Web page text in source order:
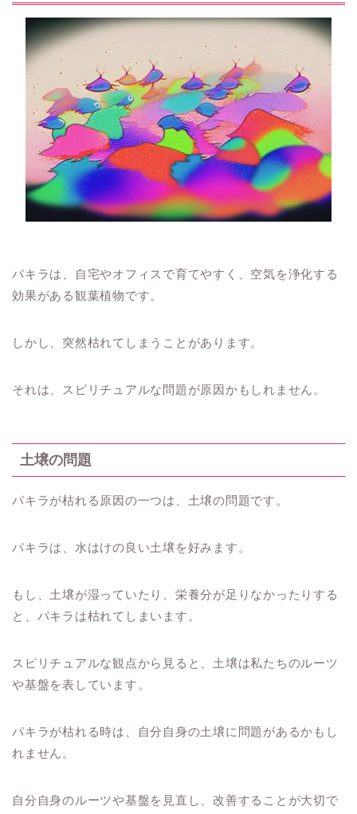
パキラは、自宅やオフィスで育てやすく、空気を浄化する
効果がある観葉植物です。
しかし、突然枯れてしまうことがあります。
それは、スピリチュアルな問題が原因かもしれません。
土壌の問題
パキラが枯れる原因の一つは、土壌の問題です。
パキラは、水はけの良い土壌を好みます。
もし、土壌が湿っていたり、栄養分が足りなかったりする
と、パキラは枯れてしまいます。
スピリチュアルな観点から見ると、土壌は私たちのルーツ
や基盤を表しています。
パキラが枯れる時は、自分自身の土壌に問題があるかもし
れません。
自分自身のルーツや基盤を見直し、改善することが大切で